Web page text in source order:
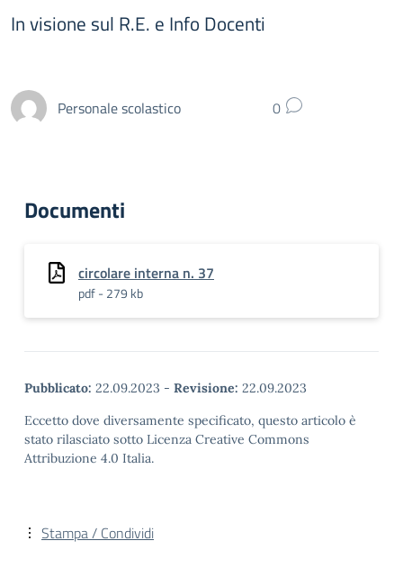
In visione sul R.E. e Info Docenti
Personale scolastico 0
Documenti
circolare interna n. 37
pdf - 279 kb
Pubblicato: 22.09.2023 - Revisione: 22.09.2023
Eccetto dove diversamente specificato, questo articolo è
stato rilasciato sotto Licenza Creative Commons
Attribuzione 4.0 Italia.
Stampa / Condividi